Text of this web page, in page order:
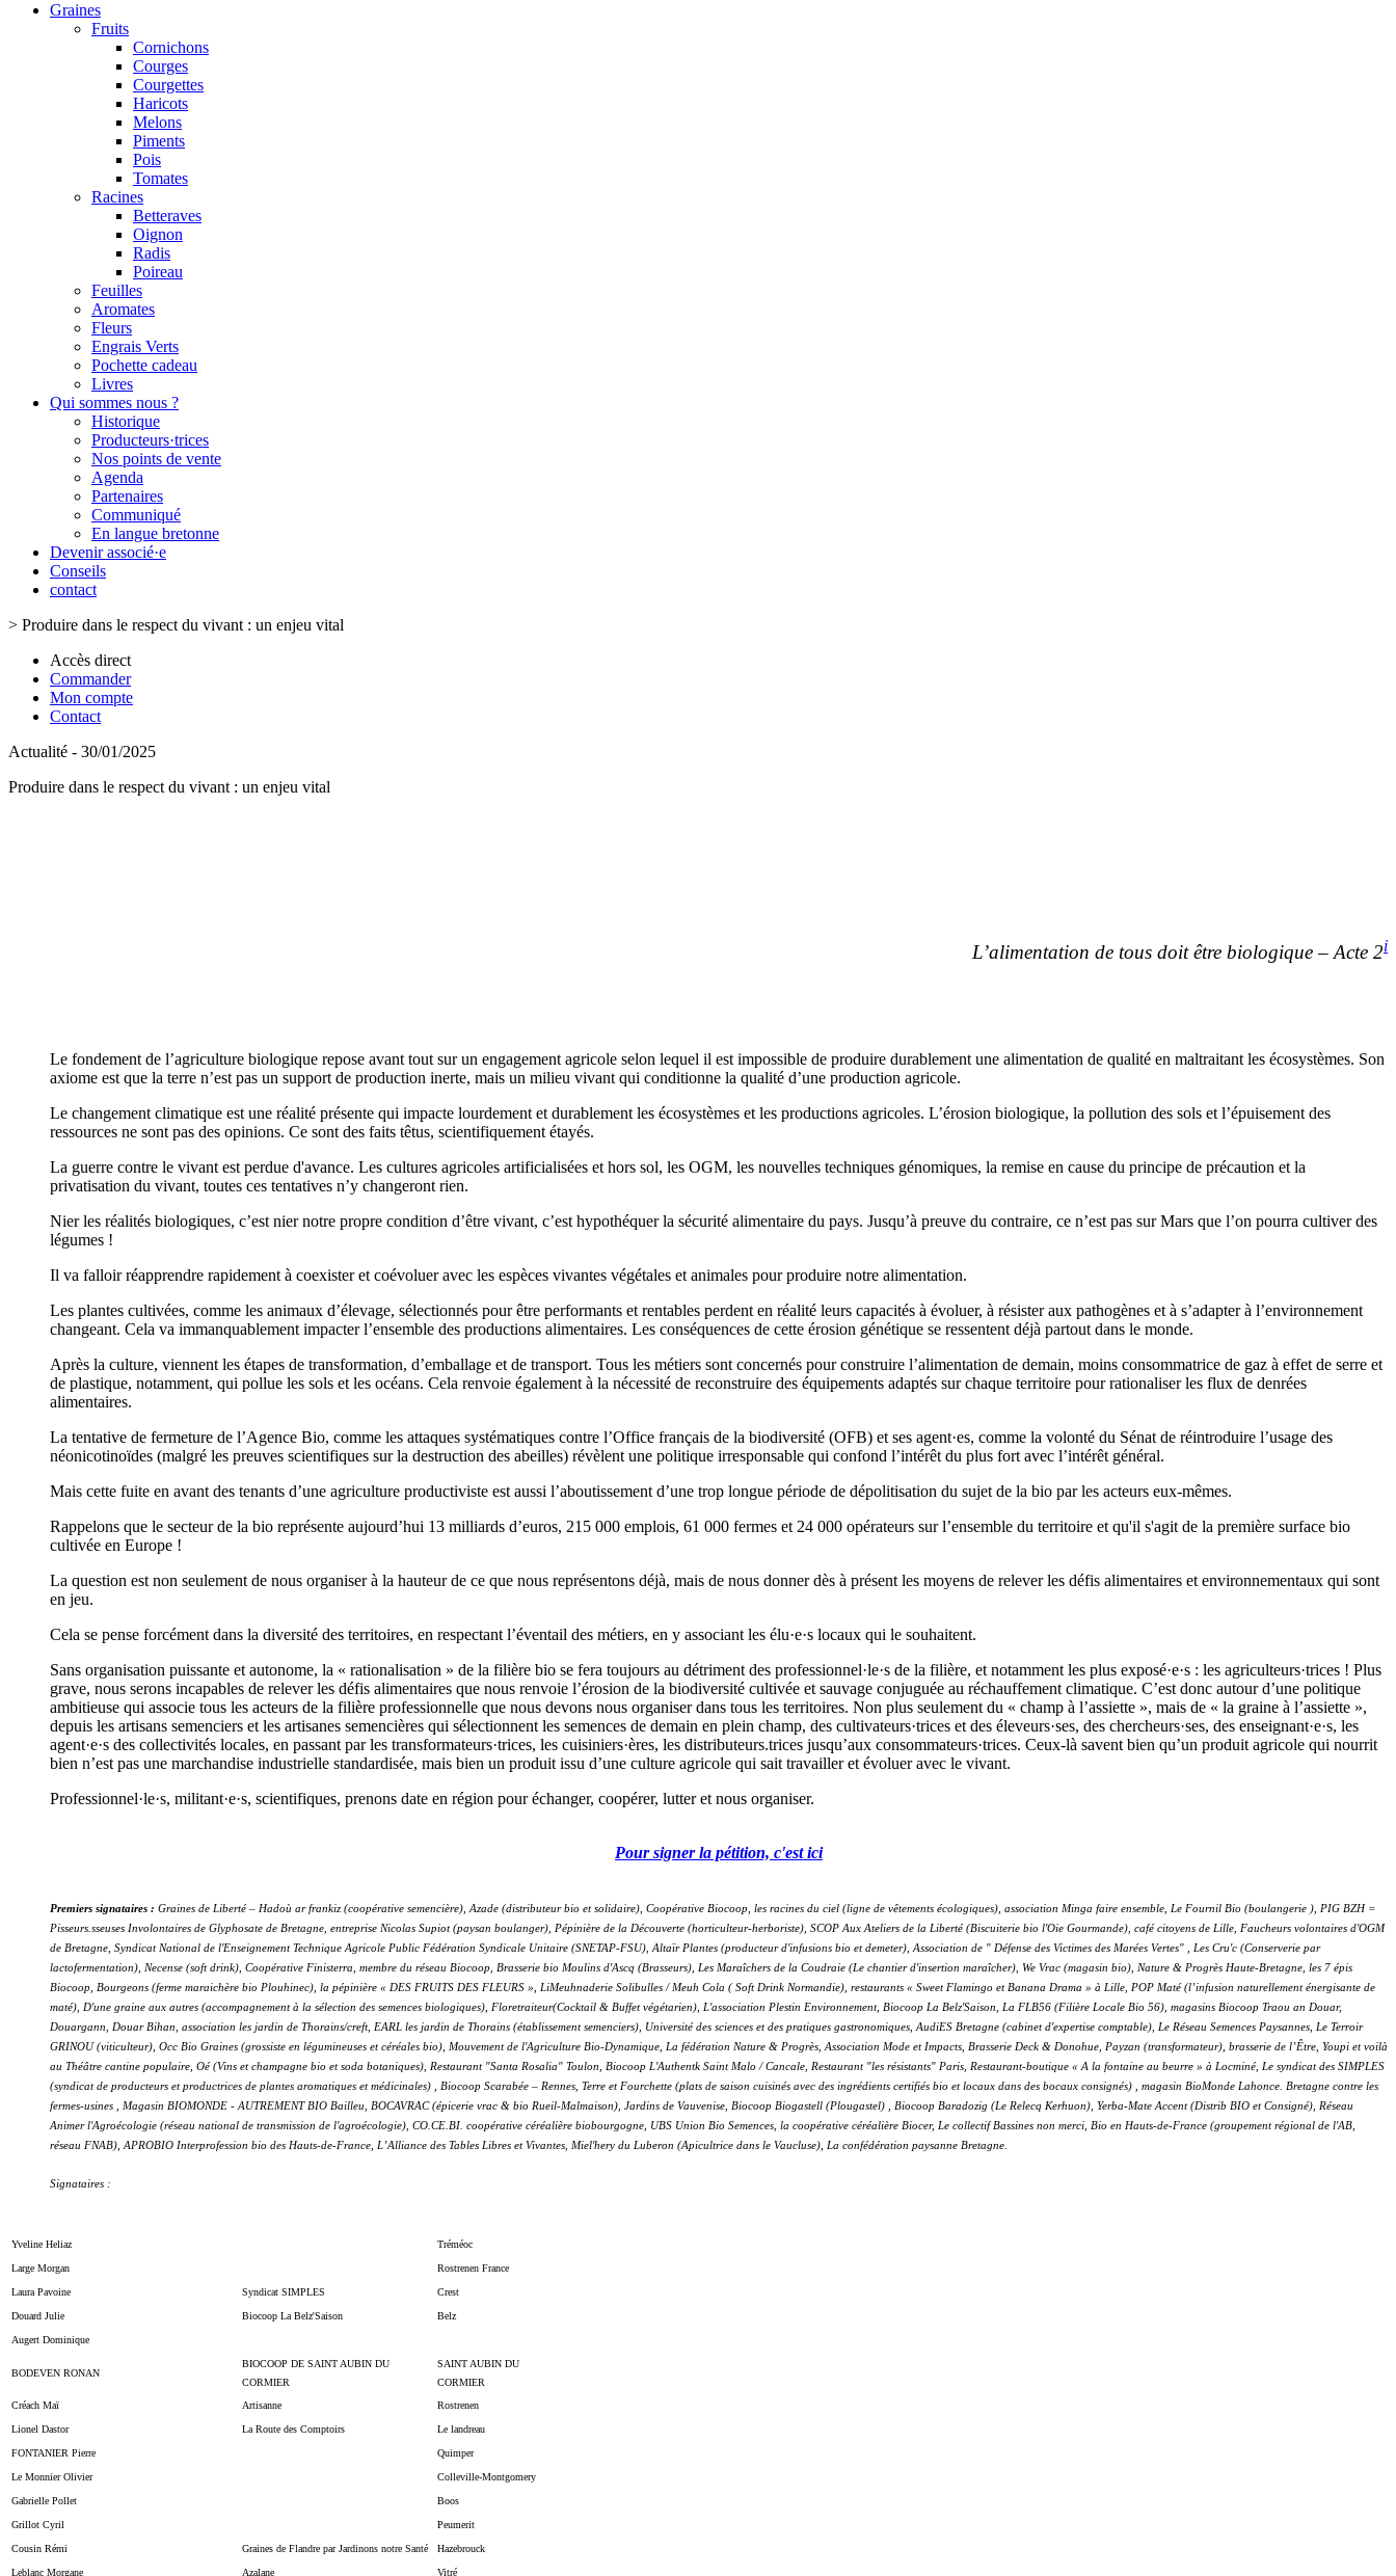
Graines
Fruits
Cornichons
Courges
Courgettes
Haricots
Melons
Piments
Pois
Tomates
Racines
Betteraves
Oignon
Radis
Poireau
Feuilles
Aromates
Fleurs
Engrais Verts
Pochette cadeau
Livres
Qui sommes nous ?
Historique
Producteurs·trices
Nos points de vente
Agenda
Partenaires
Communiqué
En langue bretonne
Devenir associé·e
Conseils
contact
> Produire dans le respect du vivant : un enjeu vital
Accès direct
Commander
Mon compte
Contact
Actualité - 30/01/2025
Produire dans le respect du vivant : un enjeu vital
L’alimentation de tous doit être biologique – Acte 2i
Le fondement de l’agriculture biologique repose avant tout sur un engagement agricole selon lequel il est impossible de produire durablement une alimentation de qualité en maltraitant les écosystèmes. Son
axiome est que la terre n’est pas un support de production inerte, mais un milieu vivant qui conditionne la qualité d’une production agricole.
Le changement climatique est une réalité présente qui impacte lourdement et durablement les écosystèmes et les productions agricoles. L’érosion biologique, la pollution des sols et l’épuisement des
ressources ne sont pas des opinions. Ce sont des faits têtus, scientifiquement étayés.
La guerre contre le vivant est perdue d'avance. Les cultures agricoles artificialisées et hors sol, les OGM, les nouvelles techniques génomiques, la remise en cause du principe de précaution et la
privatisation du vivant, toutes ces tentatives n’y changeront rien.
Nier les réalités biologiques, c’est nier notre propre condition d’être vivant, c’est hypothéquer la sécurité alimentaire du pays. Jusqu’à preuve du contraire, ce n’est pas sur Mars que l’on pourra cultiver des
légumes !
Il va falloir réapprendre rapidement à coexister et coévoluer avec les espèces vivantes végétales et animales pour produire notre alimentation.
Les plantes cultivées, comme les animaux d’élevage, sélectionnés pour être performants et rentables perdent en réalité leurs capacités à évoluer, à résister aux pathogènes et à s’adapter à l’environnement
changeant. Cela va immanquablement impacter l’ensemble des productions alimentaires. Les conséquences de cette érosion génétique se ressentent déjà partout dans le monde.
Après la culture, viennent les étapes de transformation, d’emballage et de transport. Tous les métiers sont concernés pour construire l’alimentation de demain, moins consommatrice de gaz à effet de serre et
de plastique, notamment, qui pollue les sols et les océans. Cela renvoie également à la nécessité de reconstruire des équipements adaptés sur chaque territoire pour rationaliser les flux de denrées
alimentaires.
La tentative de fermeture de l’Agence Bio, comme les attaques systématiques contre l’Office français de la biodiversité (OFB) et ses agent·es, comme la volonté du Sénat de réintroduire l’usage des
néonicotinoïdes (malgré les preuves scientifiques sur la destruction des abeilles) révèlent une politique irresponsable qui confond l’intérêt du plus fort avec l’intérêt général.
Mais cette fuite en avant des tenants d’une agriculture productiviste est aussi l’aboutissement d’une trop longue période de dépolitisation du sujet de la bio par les acteurs eux-mêmes.
Rappelons que le secteur de la bio représente aujourd’hui 13 milliards d’euros, 215 000 emplois, 61 000 fermes et 24 000 opérateurs sur l’ensemble du territoire et qu'il s'agit de la première surface bio
cultivée en Europe !
La question est non seulement de nous organiser à la hauteur de ce que nous représentons déjà, mais de nous donner dès à présent les moyens de relever les défis alimentaires et environnementaux qui sont
en jeu.
Cela se pense forcément dans la diversité des territoires, en respectant l’éventail des métiers, en y associant les élu·e·s locaux qui le souhaitent.
Sans organisation puissante et autonome, la « rationalisation » de la filière bio se fera toujours au détriment des professionnel·le·s de la filière, et notamment les plus exposé·e·s : les agriculteurs·trices ! Plus
grave, nous serons incapables de relever les défis alimentaires que nous renvoie l’érosion de la biodiversité cultivée et sauvage conjuguée au réchauffement climatique. C’est donc autour d’une politique
ambitieuse qui associe tous les acteurs de la filière professionnelle que nous devons nous organiser dans tous les territoires. Non plus seulement du « champ à l’assiette », mais de « la graine à l’assiette »,
depuis les artisans semenciers et les artisanes semencières qui sélectionnent les semences de demain en plein champ, des cultivateurs·trices et des éleveurs·ses, des chercheurs·ses, des enseignant·e·s, les
agent·e·s des collectivités locales, en passant par les transformateurs·trices, les cuisiniers·ères, les distributeurs.trices jusqu’aux consommateurs·trices. Ceux-là savent bien qu’un produit agricole qui nourrit
bien n’est pas une marchandise industrielle standardisée, mais bien un produit issu d’une culture agricole qui sait travailler et évoluer avec le vivant.
Professionnel·le·s, militant·e·s, scientifiques, prenons date en région pour échanger, coopérer, lutter et nous organiser.
Pour signer la pétition, c'est ici
Premiers signataires : Graines de Liberté – Hadoù ar frankiz (coopérative semencière), Azade (distributeur bio et solidaire), Coopérative Biocoop, les racines du ciel (ligne de vêtements écologiques), association Minga faire ensemble, Le Fournil Bio (boulangerie ), PIG BZH =
Pisseurs.sseuses Involontaires de Glyphosate de Bretagne, entreprise Nicolas Supiot (paysan boulanger), Pépinière de la Découverte (horticulteur-herboriste), SCOP Aux Ateliers de la Liberté (Biscuiterie bio l'Oie Gourmande), café citoyens de Lille, Faucheurs volontaires d'OGM
de Bretagne, Syndicat National de l'Enseignement Technique Agricole Public Fédération Syndicale Unitaire (SNETAP-FSU), Altaïr Plantes (producteur d'infusions bio et demeter), Association de " Défense des Victimes des Marées Vertes" , Les Cru'c (Conserverie par
lactofermentation), Necense (soft drink), Coopérative Finisterra, membre du réseau Biocoop, Brasserie bio Moulins d'Ascq (Brasseurs), Les Maraîchers de la Coudraie (Le chantier d'insertion maraîcher), We Vrac (magasin bio), Nature & Progrès Haute-Bretagne, les 7 épis
Biocoop, Bourgeons (ferme maraichère bio Plouhinec), la pépinière « DES FRUITS DES FLEURS », LiMeuhnaderie Solibulles / Meuh Cola ( Soft Drink Normandie), restaurants « Sweet Flamingo et Banana Drama » à Lille, POP Maté (l’infusion naturellement énergisante de
maté), D'une graine aux autres (accompagnement à la sélection des semences biologiques), Floretraiteur(Cocktail & Buffet végétarien), L'association Plestin Environnement, Biocoop La Belz'Saison, La FLB56 (Filière Locale Bio 56), magasins Biocoop Traou an Douar,
Douargann, Douar Bihan, association les jardin de Thorains/creft, EARL les jardin de Thorains (établissement semenciers), Université des sciences et des pratiques gastronomiques, AudiES Bretagne (cabinet d'expertise comptable), Le Réseau Semences Paysannes, Le Terroir
GRINOU (viticulteur), Occ Bio Graines (grossiste en légumineuses et céréales bio), Mouvement de l'Agriculture Bio-Dynamique, La fédération Nature & Progrès, Association Mode et Impacts, Brasserie Deck & Donohue, Payzan (transformateur), brasserie de l’Être, Youpi et voilà
au Théâtre cantine populaire, Oé (Vins et champagne bio et soda botaniques), Restaurant "Santa Rosalia" Toulon, Biocoop L'Authentk Saint Malo / Cancale, Restaurant "les résistants" Paris, Restaurant-boutique « A la fontaine au beurre » à Locminé, Le syndicat des SIMPLES
(syndicat de producteurs et productrices de plantes aromatiques et médicinales) , Biocoop Scarabée – Rennes, Terre et Fourchette (plats de saison cuisinés avec des ingrédients certifiés bio et locaux dans des bocaux consignés) , magasin BioMonde Lahonce. Bretagne contre les
fermes-usines , Magasin BIOMONDE - AUTREMENT BIO Bailleu, BOCAVRAC (épicerie vrac & bio Rueil-Malmaison), Jardins de Vauvenise, Biocoop Biogastell (Plougastel) , Biocoop Baradozig (Le Relecq Kerhuon), Yerba-Mate Accent (Distrib BIO et Consigné), Réseau
Animer l'Agroécologie (réseau national de transmission de l'agroécologie), CO.CE.BI. coopérative céréalière biobourgogne, UBS Union Bio Semences, la coopérative céréalière Biocer, Le collectif Bassines non merci, Bio en Hauts-de-France (groupement régional de l'AB,
réseau FNAB), APROBIO Interprofession bio des Hauts-de-France, L’Alliance des Tables Libres et Vivantes, Miel'hery du Luberon (‌Apicultrice dans le Vaucluse), La confédération paysanne Bretagne.
Signataires :
Yveline Heliaz Tréméoc
Large Morgan Rostrenen France
Laura Pavoine Syndicat SIMPLES Crest
Douard Julie Biocoop La Belz'Saison Belz
Augert Dominique
BODEVEN RONAN
BIOCOOP DE SAINT AUBIN DU
CORMIER
SAINT AUBIN DU
CORMIER
Créach Maï
Artisanne Rostrenen
Lionel Dastor La Route des Comptoirs Le landreau
FONTANIER Pierre Quimper
Le Monnier Olivier Colleville-Montgomery
Gabrielle Pollet Boos
Grillot Cyril Peumerit
Cousin Rémi Graines de Flandre par Jardinons notre Santé Hazebrouck
Leblanc Morgane Azalane Vitré